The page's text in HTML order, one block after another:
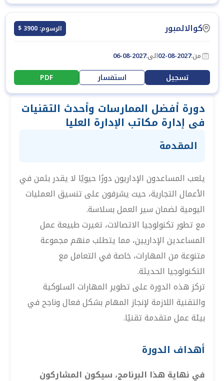
كوالالمبور الرسوم: 3900 $
من:02-08-2027الى:06-08-2027
تسجيل استفسار PDF
دورة أفضل الممارسات وأحدث التقنيات
في إدارة مكاتب الإدارة العليا
المقدمة
يلعب المساعدون الإداريون دورًا حيويًا لا يقدر بثمن في
الأعمال التجارية، حيث يشرفون على تنسيق العمليات
اليومية لضمان سير العمل بسلاسة.
مع تطور تكنولوجيا الاتصالات، تغيرت طبيعة عمل
المساعدين الإداريين، مما يتطلب منهم مجموعة
متنوعة من المهارات، خاصة في التعامل مع
التكنولوجيا الحديثة.
تركز هذه الدورة على تطوير المهارات السلوكية
والتقنية اللازمة لإنجاز المهام بشكل فعال وناجح في
بيئة عمل متقدمة تقنيًا.
أهداف الدورة
في نهاية هذا البرنامج، سيكون المشاركون